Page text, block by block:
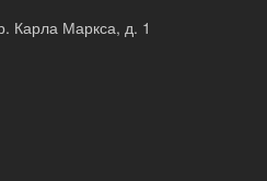
Карла Маркса, д. 1